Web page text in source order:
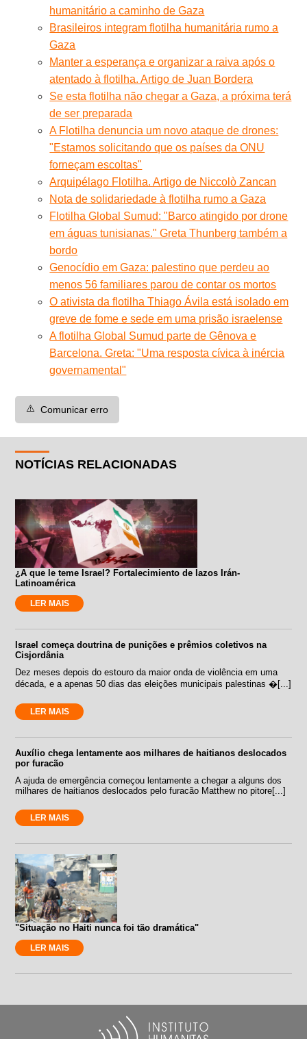
humanitário a caminho de Gaza
Brasileiros integram flotilha humanitária rumo a
Gaza
Manter a esperança e organizar a raiva após o
atentado à flotilha. Artigo de Juan Bordera
Se esta flotilha não chegar a Gaza, a próxima terá
de ser preparada
A Flotilha denuncia um novo ataque de drones:
"Estamos solicitando que os países da ONU
forneçam escoltas"
Arquipélago Flotilha. Artigo de Niccolò Zancan
Nota de solidariedade à flotilha rumo a Gaza
Flotilha Global Sumud: "Barco atingido por drone
em águas tunisianas." Greta Thunberg também a
bordo
Genocídio em Gaza: palestino que perdeu ao
menos 56 familiares parou de contar os mortos
O ativista da flotilha Thiago Ávila está isolado em
greve de fome e sede em uma prisão israelense
A flotilha Global Sumud parte de Gênova e
Barcelona. Greta: "Uma resposta cívica à inércia
governamental"
⚠️ Comunicar erro
NOTÍCIAS RELACIONADAS
¿A que le teme Israel? Fortalecimiento de lazos Irán-
Latinoamérica
LER MAIS
Israel começa doutrina de punições e prêmios coletivos na
Cisjordânia
Dez meses depois do estouro da maior onda de violência em uma
década, e a apenas 50 dias das eleições municipais palestinas �[...]
LER MAIS
Auxílio chega lentamente aos milhares de haitianos deslocados
por furacão
A ajuda de emergência começou lentamente a chegar a alguns dos
milhares de haitianos deslocados pelo furacão Matthew no pitore[...]
LER MAIS
"Situação no Haiti nunca foi tão dramática"
LER MAIS